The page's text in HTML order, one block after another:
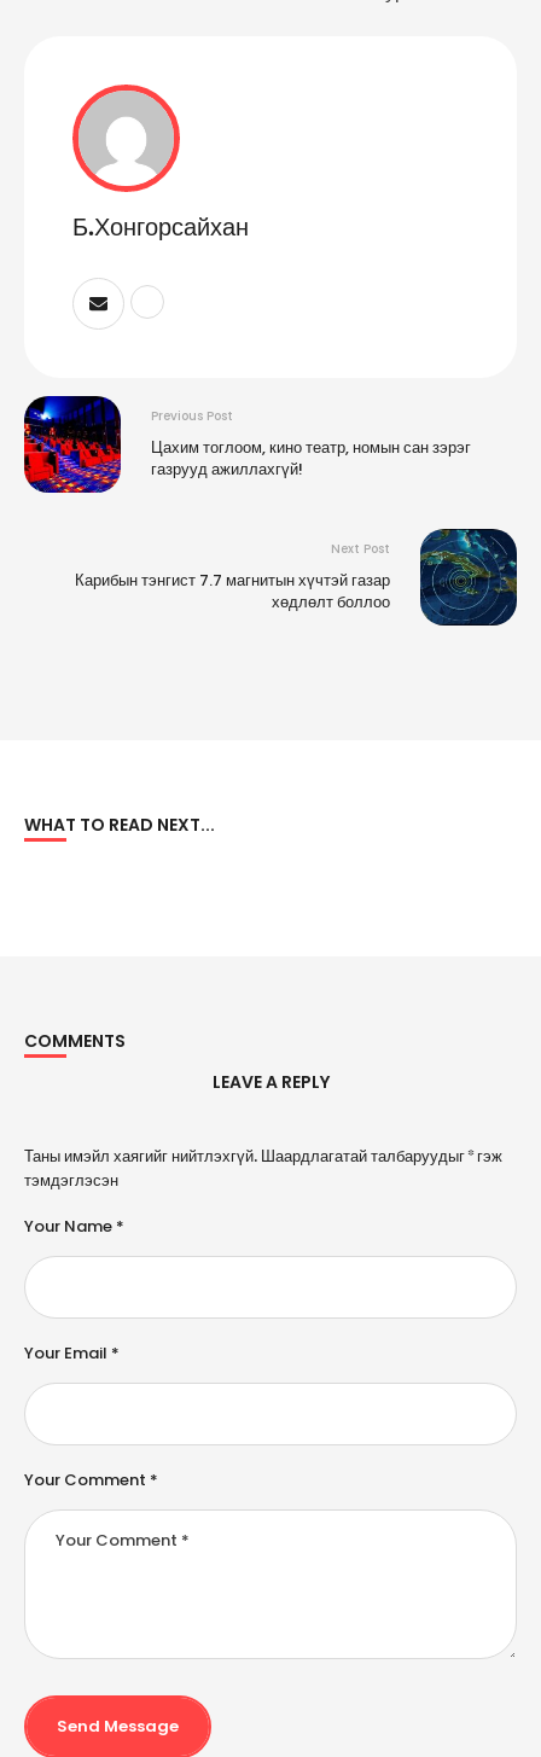
Б.Хонгорсайхан
Previous Post
Цахим тоглоом, кино театр, номын сан зэрэг
газрууд ажиллахгүй!
Next Post
​Карибын тэнгист 7.7 магнитын хүчтэй газар
хөдлөлт боллоо
WHAT TO READ NEXT...
COMMENTS
LEAVE A REPLY
Таны имэйл хаягийг нийтлэхгүй. Шаардлагатай талбаруудыг*гэж
тэмдэглэсэн
Your Comment *
Your Name *
Your Email *
Send Message
A
l
e
n
a
ti
e